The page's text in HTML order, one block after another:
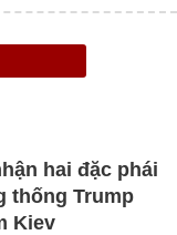
hai đặc phái
thống Trump
Kiev